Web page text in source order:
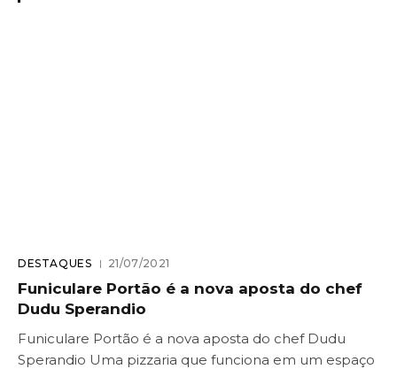
DESTAQUES 21/07/2021
Funiculare Portão é a nova aposta do chef
Dudu Sperandio
Funiculare Portão é a nova aposta do chef Dudu
Sperandio Uma pizzaria que funciona em um espaço